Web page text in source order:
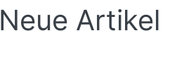
Neue Artikel